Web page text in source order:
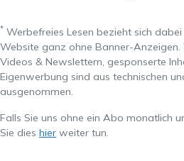
* Werbefreies Lesen bezieht sich
Website ganz ohne Banner-
Videos & Newslettern, gesponserte
Eigenwerbung sind aus technischen
ausgenommen.
Falls Sie uns ohne ein Abo monatlich
Sie dies hier weiter tun.